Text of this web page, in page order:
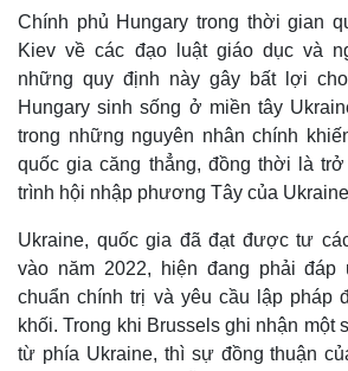
Chính phủ Hungary trong thời gian
Kiev về các đạo luật giáo dục và
những quy định này gây bất lợi
Hungary sinh sống ở miền tây
trong những nguyên nhân chính
quốc gia căng thẳng, đồng thời là
trình hội nhập phương Tây của
Ukraine, quốc gia đã đạt được tư
vào năm 2022, hiện đang phải đáp
chuẩn chính trị và yêu cầu lập pháp
khối. Trong khi Brussels ghi nhận một
từ phía Ukraine, thì sự đồng thuận